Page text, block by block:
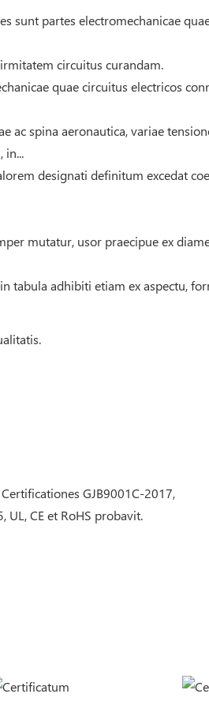
partes electromechanicae
circuitus curandam.
quae circuitus electricos
ac spina aeronautica, variae
in...
designati definitum excedat
mutatur, usor praecipue ex
tabula adhibiti etiam ex aspectu,
Certificationes GJB9001C-2017,
UL, CE et RoHS probavit.